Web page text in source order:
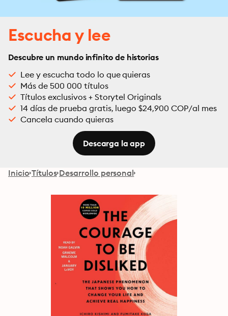
Escucha y lee
Descubre un mundo infinito de historias
Lee y escucha todo lo que quieras
Más de 500 000 títulos
Títulos exclusivos + Storytel Originals
14 días de prueba gratis, luego $24,900 COP/al mes
Cancela cuando quieras
Descarga la app
Inicio Títulos Desarrollo personal